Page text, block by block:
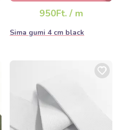
950Ft. / m
Sima gumi 4 cm black